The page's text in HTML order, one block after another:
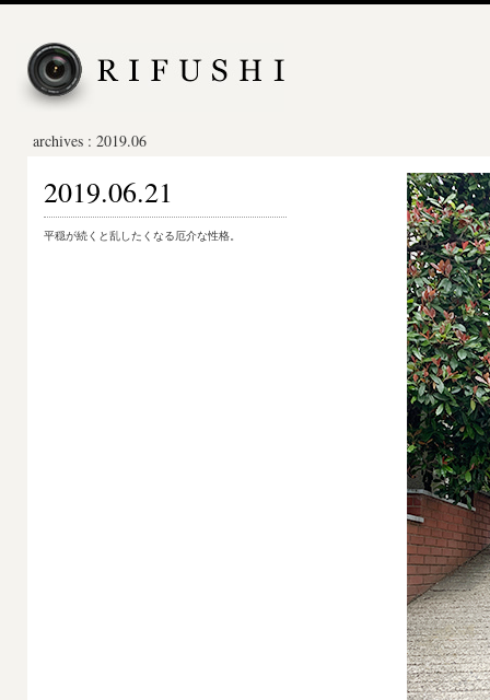
archives : 2019.06
2019.06.21
平穏が続くと乱したくなる厄介な性格。